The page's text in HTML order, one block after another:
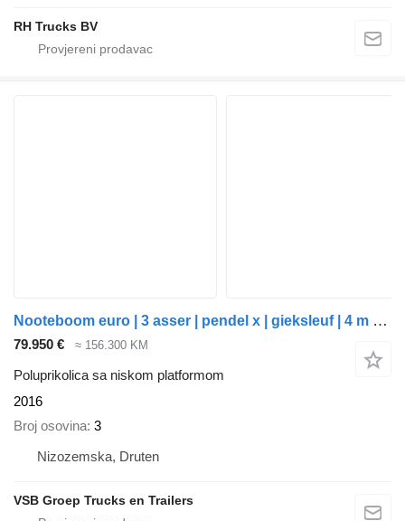
RH Trucks BV
Nooteboom euro | 3 asser | pendel x | gieksleuf | 4 m uitschuifbaar
79.950 € ≈ 156.300 KM
Poluprikolica sa niskom platformom
2016
Broj osovina 3
Nizozemska, Druten
VSB Groep Trucks en Trailers